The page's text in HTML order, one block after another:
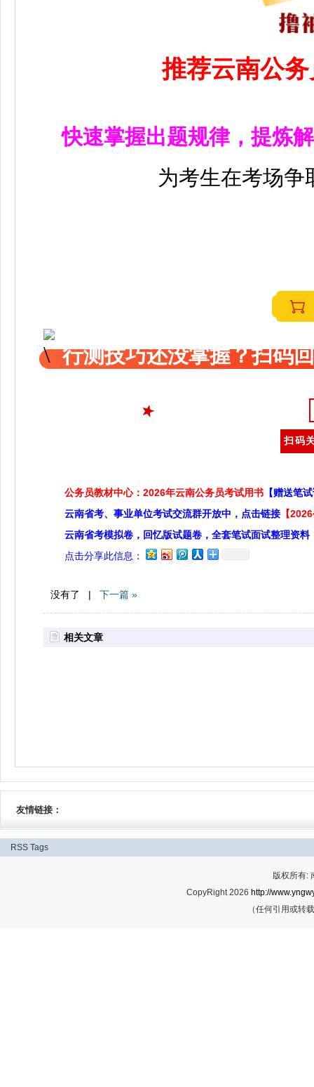
推荐云南公
快速掌握出题规律，提炼
为考生在考场争
行测技巧还没掌握？扫码
扫码
公务员教材中心：2026年云南公务员考试用书 【赠送笔
云南省考、事业单位考试交流群开放中，点击链接 【
云南省考模拟卷，回忆版试题卷，全套笔试面试整理资料
点击分享此信息：
没有了 | 下一篇 »
相关文章
友情链接：
RSS Tags
版权所有:
CopyRight 2026 http://
（任何引用或转